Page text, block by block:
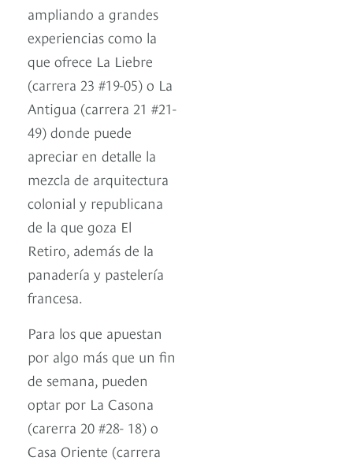
ampliando a grandes
experiencias como la
que ofrece La Liebre
(carrera 23 #19-05) o La
Antigua (carrera 21 #21-
49) donde puede
apreciar en detalle la
mezcla de arquitectura
colonial y republicana
de la que goza El
Retiro, además de la
panadería y pastelería
francesa.
Para los que apuestan
por algo más que un fin
de semana, pueden
optar por La Casona
(carerra 20 #28- 18) o
Casa Oriente (carrera